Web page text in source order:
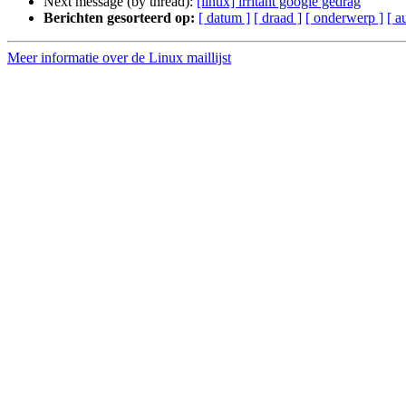
Berichten gesorteerd op: [ datum ] [ draad ] [ onderwerp ] [
Meer informatie over de Linux maillijst